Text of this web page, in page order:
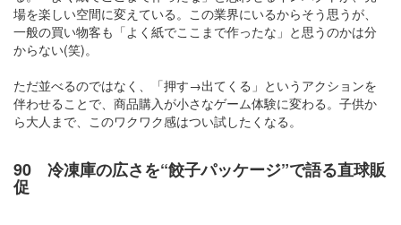
場を楽しい空間に変えている。この業界にいるからそう思うが、
一般の買い物客も「よく紙でここまで作ったな」と思うのかは分
からない(笑)。
ただ並べるのではなく、「押す→出てくる」というアクションを
伴わせることで、商品購入が小さなゲーム体験に変わる。子供か
ら大人まで、このワクワク感はつい試したくなる。
90 冷凍庫の広さを“餃子パッケージ”で語る直球販
促